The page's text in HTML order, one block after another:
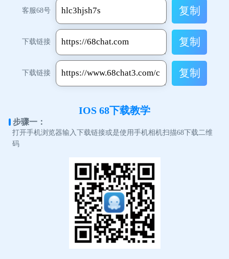
客服68号 复制
下载链接 复制
下载链接 复制
IOS 68下载教学
步骤一：
打开手机浏览器输入下载链接或是使用手机相机扫描68下载二维
码